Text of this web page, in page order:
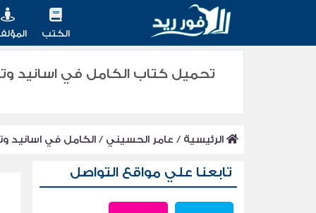
الكتب
الرئيسية / عامر الحسيني /الكامل في اسانيد وتصحيح
تابعنا علي مواقع التواصل